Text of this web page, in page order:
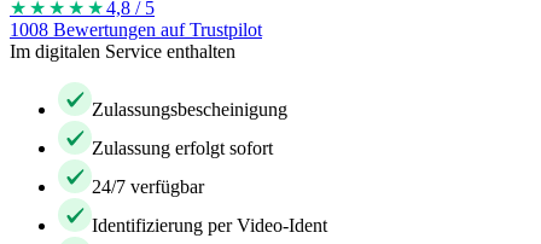
★★★★ ★4,8 / 5
1008 Bewertungen auf Trustpilot
Im digitalen Service enthalten
Zulassungsbescheinigung
Zulassung erfolgt sofort
24/7 verfügbar
Identifizierung per Video-Ident